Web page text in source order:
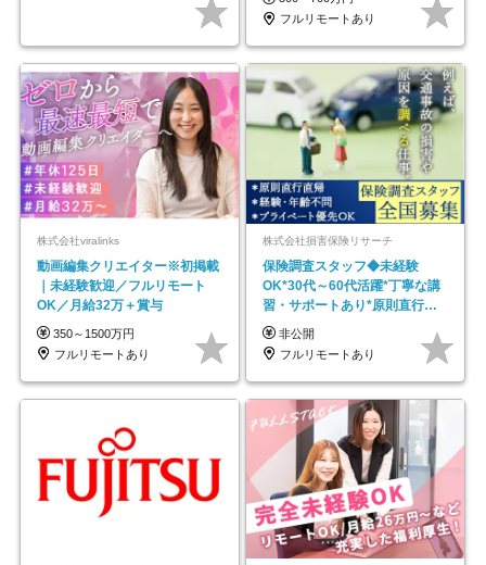
フルリモートあり
株式会社viralinks
動画編集クリエイター※初掲載
｜未経験歓迎／フルリモート
OK／月給32万＋賞与
350～1500万円
フルリモートあり
株式会社損害保険リサーチ
保険調査スタッフ◆未経験
OK*30代～60代活躍*丁寧な講
習・サポートあり*原則直行直
帰／全国募集・業務委託
非公開
フルリモートあり